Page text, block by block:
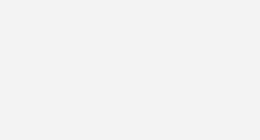
verbraucht. Der zugehörige
beträgt beispielsweise 0,15 Liter pro
Waschtisch 0,07 l/s. Diese Werte sind für
nachzulesen in der DIN 1988-300 [1]
einer Schwallbrause, aus den